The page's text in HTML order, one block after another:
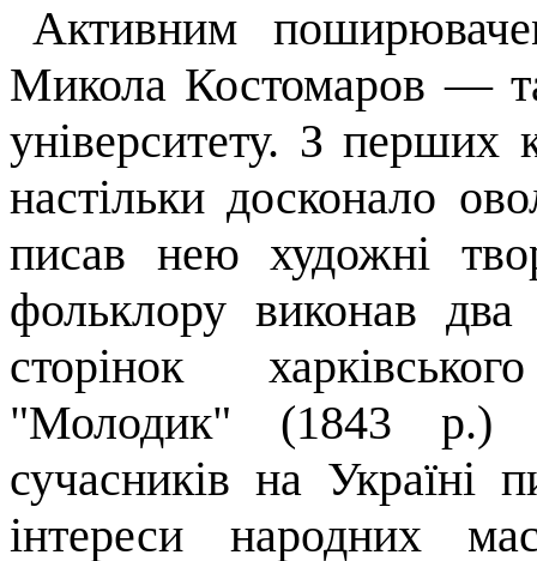
Активним
Микола Кос­томаров —
університету. З перших
настільки досконало
писав нею художні
фольклору виконав два
сторінок
"Молодик" (1843 р.)
сучасників на Україні
інтереси народних